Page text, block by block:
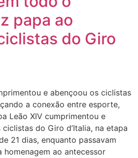
papa ao
do Giro
e abençoou os ciclistas
a conexão entre esporte,
Leão XIV cumprimentou e
do Giro d’Italia, na etapa
21 dias, enquanto passavam
ao antecessor